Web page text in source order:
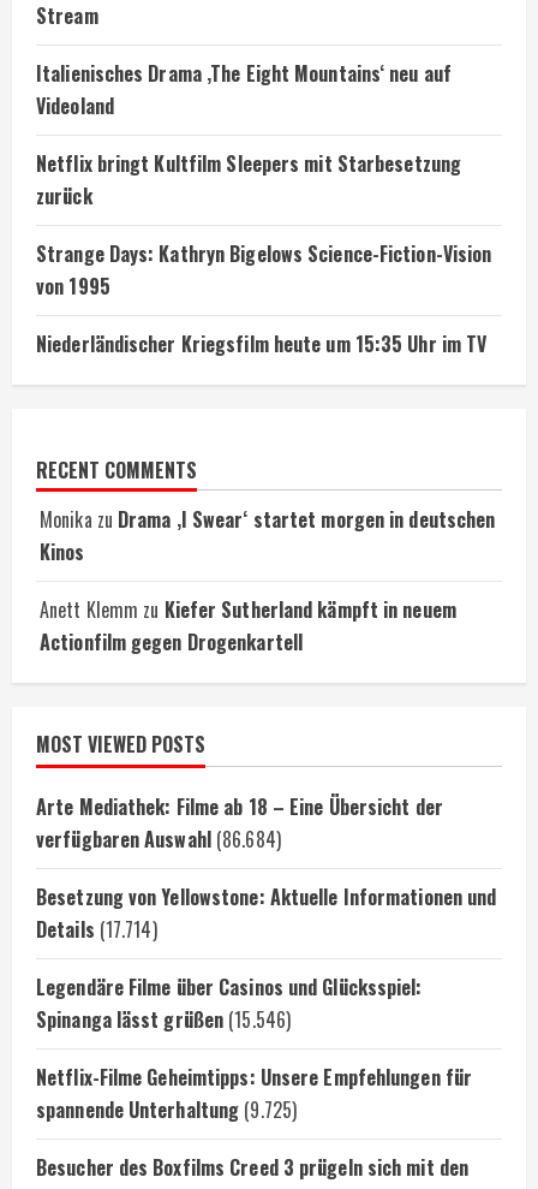
Stream
Italienisches Drama ‚The Eight Mountains‘ neu auf
Videoland
Netflix bringt Kultfilm Sleepers mit Starbesetzung
zurück
Strange Days: Kathryn Bigelows Science-Fiction-Vision
von 1995
Niederländischer Kriegsfilm heute um 15:35 Uhr im TV
RECENT COMMENTS
Monika zu Drama ‚I Swear‘ startet morgen in deutschen
Kinos
Anett Klemm zu Kiefer Sutherland kämpft in neuem
Actionfilm gegen Drogenkartell
MOST VIEWED POSTS
Arte Mediathek: Filme ab 18 – Eine Übersicht der
verfügbaren Auswahl (86.684)
Besetzung von Yellowstone: Aktuelle Informationen und
Details (17.714)
Legendäre Filme über Casinos und Glücksspiel:
Spinanga lässt grüßen (15.546)
Netflix-Filme Geheimtipps: Unsere Empfehlungen für
spannende Unterhaltung (9.725)
Besucher des Boxfilms Creed 3 prügeln sich mit den